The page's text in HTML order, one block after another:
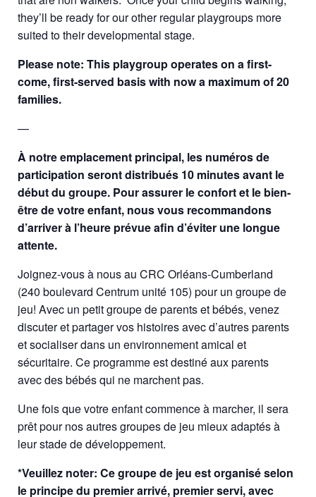
they’ll be ready for our other regular playgroups more
suited to their developmental stage.
Please note: This playgroup operates on a first-
come, first-served basis with now a maximum of 20
families.
—
À notre emplacement principal, les numéros de
participation seront distribués 10 minutes avant le
début du groupe. Pour assurer le confort et le bien-
être de votre enfant, nous vous recommandons
d’arriver à l’heure prévue afin d’éviter une longue
attente.
Joignez-vous à nous au CRC Orléans-Cumberland
(240 boulevard Centrum unité 105) pour un groupe de
jeu! Avec un petit groupe de parents et bébés, venez
discuter et partager vos histoires avec d’autres parents
et socialiser dans un environnement amical et
sécuritaire. Ce programme est destiné aux parents
avec des bébés qui ne marchent pas.
Une fois que votre enfant commence à marcher, il sera
prêt pour nos autres groupes de jeu mieux adaptés à
leur stade de développement.
*Veuillez noter: Ce groupe de jeu est organisé selon
le principe du premier arrivé, premier servi, avec